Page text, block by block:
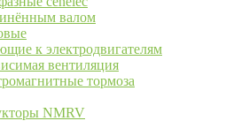
валом
к электродвигателям
вентиляция
тормоза
NMRV